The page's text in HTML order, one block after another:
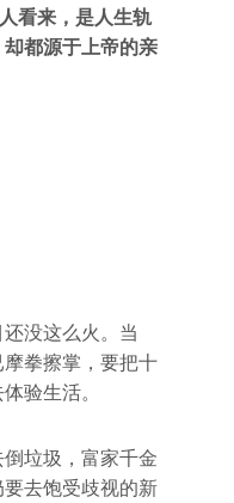
看来，是人生轨
都源于上帝的亲
没这么火。当
拳擦掌，要把十
验生活。
垃圾，富家千金
去饱受歧视的新